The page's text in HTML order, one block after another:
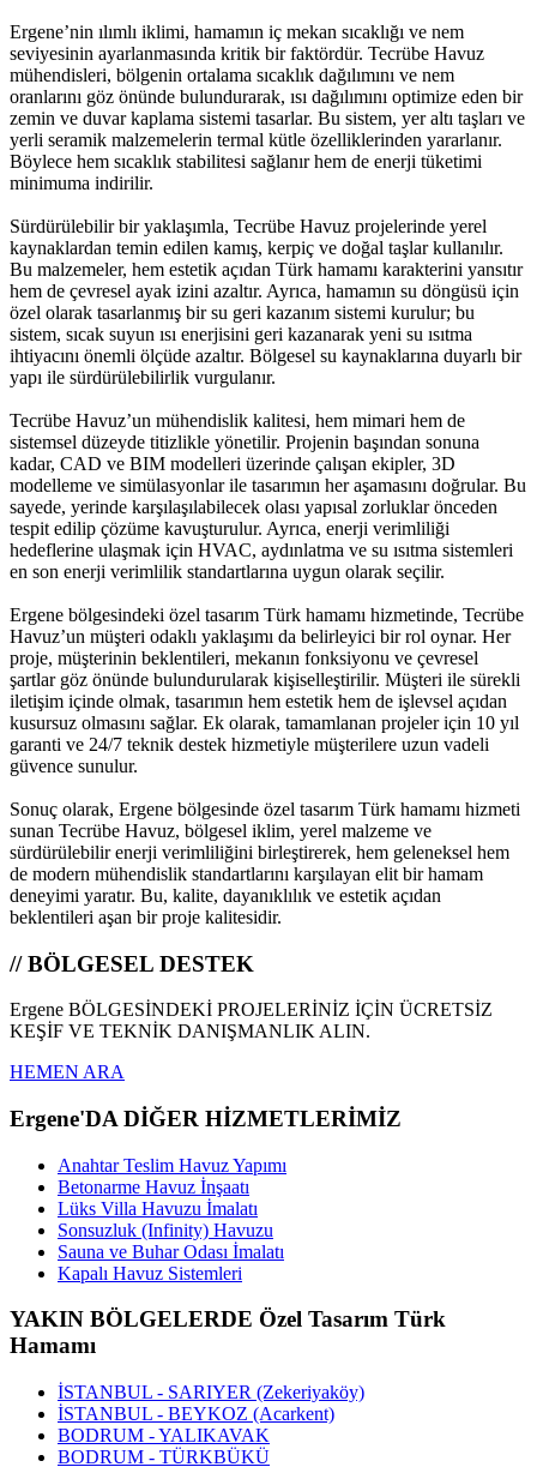
Ergene’nin ılımlı iklimi, hamamın iç mekan sıcaklığı ve nem
seviyesinin ayarlanmasında kritik bir faktördür. Tecrübe Havuz
mühendisleri, bölgenin ortalama sıcaklık dağılımını ve nem
oranlarını göz önünde bulundurarak, ısı dağılımını optimize eden bir
zemin ve duvar kaplama sistemi tasarlar. Bu sistem, yer altı taşları ve
yerli seramik malzemelerin termal kütle özelliklerinden yararlanır.
Böylece hem sıcaklık stabilitesi sağlanır hem de enerji tüketimi
minimuma indirilir.
Sürdürülebilir bir yaklaşımla, Tecrübe Havuz projelerinde yerel
kaynaklardan temin edilen kamış, kerpiç ve doğal taşlar kullanılır.
Bu malzemeler, hem estetik açıdan Türk hamamı karakterini yansıtır
hem de çevresel ayak izini azaltır. Ayrıca, hamamın su döngüsü için
özel olarak tasarlanmış bir su geri kazanım sistemi kurulur; bu
sistem, sıcak suyun ısı enerjisini geri kazanarak yeni su ısıtma
ihtiyacını önemli ölçüde azaltır. Bölgesel su kaynaklarına duyarlı bir
yapı ile sürdürülebilirlik vurgulanır.
Tecrübe Havuz’un mühendislik kalitesi, hem mimari hem de
sistemsel düzeyde titizlikle yönetilir. Projenin başından sonuna
kadar, CAD ve BIM modelleri üzerinde çalışan ekipler, 3D
modelleme ve simülasyonlar ile tasarımın her aşamasını doğrular. Bu
sayede, yerinde karşılaşılabilecek olası yapısal zorluklar önceden
tespit edilip çözüme kavuşturulur. Ayrıca, enerji verimliliği
hedeflerine ulaşmak için HVAC, aydınlatma ve su ısıtma sistemleri
en son enerji verimlilik standartlarına uygun olarak seçilir.
Ergene bölgesindeki özel tasarım Türk hamamı hizmetinde, Tecrübe
Havuz’un müşteri odaklı yaklaşımı da belirleyici bir rol oynar. Her
proje, müşterinin beklentileri, mekanın fonksiyonu ve çevresel
şartlar göz önünde bulundurularak kişiselleştirilir. Müşteri ile sürekli
iletişim içinde olmak, tasarımın hem estetik hem de işlevsel açıdan
kusursuz olmasını sağlar. Ek olarak, tamamlanan projeler için 10 yıl
garanti ve 24/7 teknik destek hizmetiyle müşterilere uzun vadeli
güvence sunulur.
Sonuç olarak, Ergene bölgesinde özel tasarım Türk hamamı hizmeti
sunan Tecrübe Havuz, bölgesel iklim, yerel malzeme ve
sürdürülebilir enerji verimliliğini birleştirerek, hem geleneksel hem
de modern mühendislik standartlarını karşılayan elit bir hamam
deneyimi yaratır. Bu, kalite, dayanıklılık ve estetik açıdan
beklentileri aşan bir proje kalitesidir.
// BÖLGESEL DESTEK
Ergene BÖLGESİNDEKİ PROJELERİNİZ İÇİN ÜCRETSİZ
KEŞİF VE TEKNİK DANIŞMANLIK ALIN.
HEMEN ARA
Ergene'DA DİĞER HİZMETLERİMİZ
Anahtar Teslim Havuz Yapımı
Betonarme Havuz İnşaatı
Lüks Villa Havuzu İmalatı
Sonsuzluk (Infinity) Havuzu
Sauna ve Buhar Odası İmalatı
Kapalı Havuz Sistemleri
YAKIN BÖLGELERDE Özel Tasarım Türk
Hamamı
İSTANBUL - SARIYER (Zekeriyaköy)
İSTANBUL - BEYKOZ (Acarkent)
BODRUM - YALIKAVAK
BODRUM - TÜRKBÜKÜ